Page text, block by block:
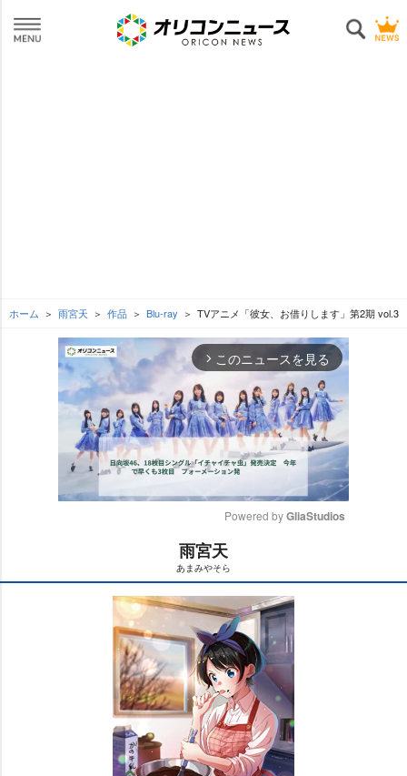
ホーム 雨宮天 作品 Blu-ray TVアニメ「彼女、お借りします」第2期 vol.3
arrow_forward_ios このニュースを見る
t
e
Powered by GliaStudios
雨宮天
あまみやそら